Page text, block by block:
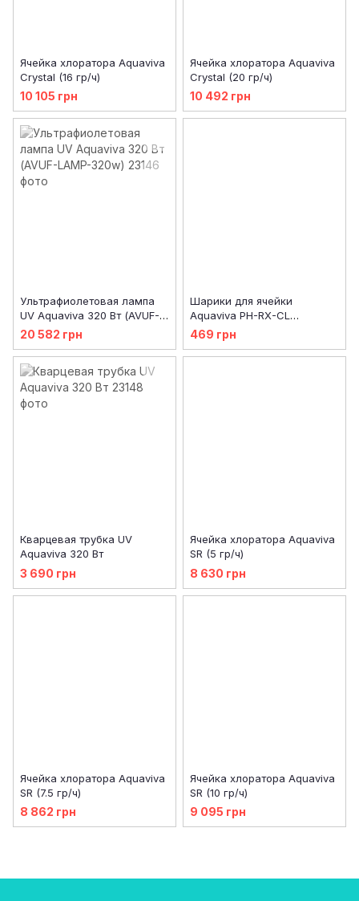
Ячейка хлоратора Aquaviva
Crystal (16 гр/ч)
10 105 грн
Ячейка хлоратора Aquaviva
Crystal (20 гр/ч)
10 492 грн
Ультрафиолетовая лампа
UV Aquaviva 320 Вт (AVUF-
LAMP-320w)
20 582 грн
Шарики для ячейки
Aquaviva PH-RX-CL
(RIC0153013)
469 грн
Кварцевая трубка UV
Aquaviva 320 Вт
3 690 грн
Ячейка хлоратора Aquaviva
SR (5 гр/ч)
8 630 грн
Ячейка хлоратора Aquaviva
SR (7.5 гр/ч)
8 862 грн
Ячейка хлоратора Aquaviva
SR (10 гр/ч)
9 095 грн